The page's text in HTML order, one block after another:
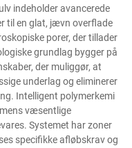
indeholder avancerede
til en glat, jævn overflade
porer, der tillader
grundlag bygger på
der muliggør, at
underlag og eliminerer
Intelligent polymerkemi
væsentlige
Systemet har zoner
specifikke afløbskrav og